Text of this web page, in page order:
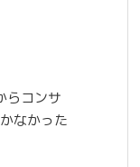
らコンサ
なかった